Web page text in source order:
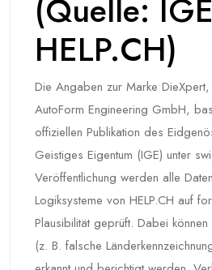
(Quelle:
HELP.CH)
Die Angaben zur Marke
AutoForm Engineering GmbH,
offiziellen Publikation des
Geistiges Eigentum (IGE) unter
Veröffentlichung werden alle
Logiksysteme von HELP.CH auf
Plausibilität geprüft. Dabei
(z. B. falsche